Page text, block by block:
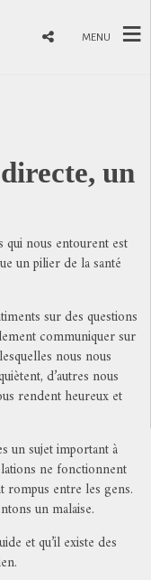
MENU
un
nous entourent est
un pilier de la santé
sur des questions
communiquer sur
nous nous
d’autres nous
rendent heureux et
un sujet important à
ne fonctionnent
rompus entre les gens.
un malaise.
et qu’il existe des